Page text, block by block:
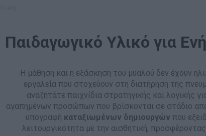
ΠΑΙΧΝΊΔΙΑ ΓΙΑ ΜΩΡΆ & ΒΡΈΦΗ
ΠΑΙΔΑΓΩΓΙΚΆ ΠΑΙΧΝΊΔΙΑ
Γλώσσα & Γραφή
Ανακαλύπτοντας τα Μαθηματικά
Προβλήματα
ΈΠΙΠΛΑ &
Βασικός
Παιδαγωγικό Υλικό για
Η μάθηση και η εξάσκηση του μυαλού δεν έχουν
εργαλεία που στοχεύουν στη διατήρηση της
αναζητάτε παιχνίδια στρατηγικής και λογικής
αγαπημένων προσώπων που βρίσκονται σε στάδιο
υπογραφή καταξιωμένων δημιουργών που
λειτουργικότητα με την αισθητική,